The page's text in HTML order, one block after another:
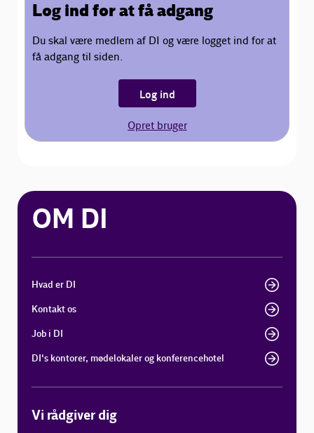
Log ind for at få adgang
Du skal være medlem af DI og være logget ind for at
få adgang til siden.
Log ind
Opret bruger
OM DI
Hvad er DI
Kontakt os
Job i DI
DI's kontorer, mødelokaler og konferencehotel
Vi rådgiver dig